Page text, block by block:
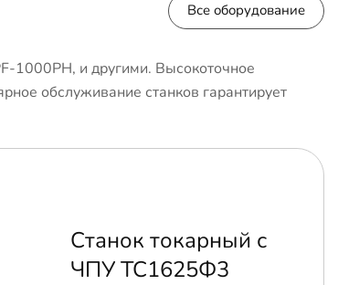
Все оборудование
1000PH, и другими. Высокоточное
обслуживание станков гарантирует
Станок токарный с
ЧПУ ТС1625Ф3